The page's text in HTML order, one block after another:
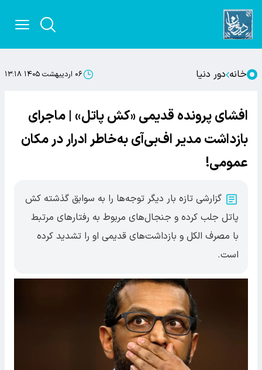
خانه دور دنیا ۰۶ اردیبهشت ۱۴۰۵ ۱۳:۱۸
افشای پرونده قدیمی «کش پاتل» | ماجرای
بازداشت مدیر اف‌بی‌آی به‌خاطر ادرار در مکان
عمومی!
گزارشی تازه بار دیگر توجه‌ها را به سوابق گذشته کش
پاتل جلب کرده و جنجال‌های مربوط به رفتارهای مرتبط
با مصرف الکل و بازداشت‌های قدیمی او را تشدید کرده
است.